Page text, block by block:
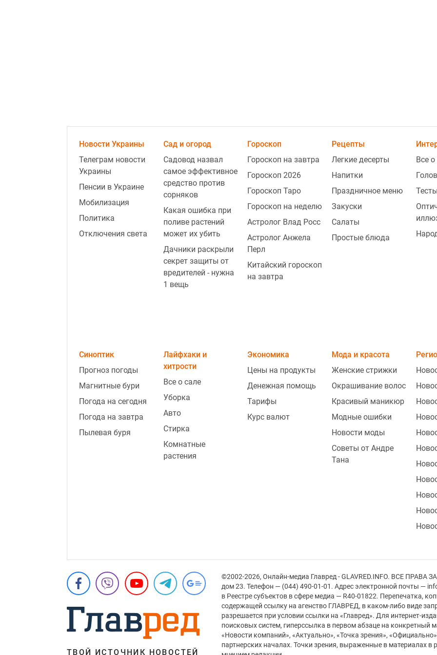
Новости Украины
Телеграм новости
Украины
Пенсии в Украине
Мобилизация
Политика
Отключения света
Сад и огород
Садовод назвал
самое эффективное
средство против
сорняков
Какая ошибка при
поливе растений
может их убить
Дачники раскрыли
секрет защиты от
вредителей - нужна
1 вещь
Гороскоп
Гороскоп на завтра
Гороскоп 2026
Гороскоп Таро
Гороскоп на неделю
Астролог Влад Росс
Астролог Анжела
Перл
Китайский гороскоп
на завтра
Рецепты
Легкие десерты
Напитки
Праздничное меню
Закуски
Салаты
Простые блюда
Все
Синоптик
Прогноз погоды
Магнитные бури
Погода на сегодня
Погода на завтра
Пылевая буря
Лайфхаки и
хитрости
Все о сале
Уборка
Авто
Стирка
Комнатные
растения
Экономика
Цены на продукты
Денежная помощь
Тарифы
Курс валют
Мода и красота
Женские стрижки
Окрашивание волос
Красивый маникюр
Модные ошибки
Новости моды
Советы от Андре
Тана
ТВОЙ ИСТОЧНИК НОВОСТЕЙ
©2002-2026, Онлайн-медиа Главред - GLAVRED.INFO. ВСЕ ПРАВА
дом 23. Телефон — (044) 490-01-01. Адрес электронной почты —
в Реестре cубъектов в сфере медиа — R40-01822. Перепечатка,
содержащей ссылку на агенство ГЛАВРЕД, в каком-либо виде
разрешается при условии ссылки на «Главред». Для интернет-
поисковых систем, гиперссылка в первом абзаце на
«Новости компаний», «Актуально», «Точка зрения»,
партнерских началах. Точки зрения, выраженные в материалах в